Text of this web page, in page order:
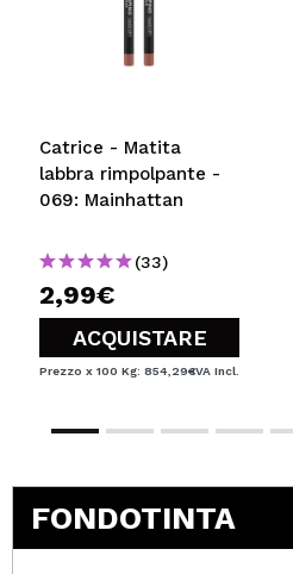
Catrice - Matita
labbra rimpolpante -
069: Mainhattan
(33)
2,99€
ACQUISTARE
Prezzo x 100 Kg: 854,29€IVA Incl.
FONDOTINTA